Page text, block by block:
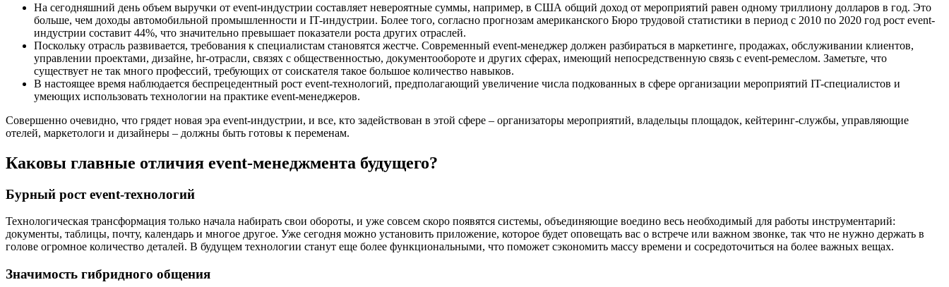
На сегодняшний день объем выручки от event-индустрии составляет невероятные суммы, например, в США общий доход от мероприятий равен одному триллиону долларов в год. Это
больше, чем доходы автомобильной промышленности и IT-индустрии. Более того, согласно прогнозам американского Бюро трудовой статистики в период с 2010 по 2020 год рост event-
индустрии составит 44%, что значительно превышает показатели роста других отраслей.
Поскольку отрасль развивается, требования к специалистам становятся жестче. Современный event-менеджер должен разбираться в маркетинге, продажах, обслуживании клиентов,
управлении проектами, дизайне, hr-отрасли, связях с общественностью, документообороте и других сферах, имеющий непосредственную связь с event-ремеслом. Заметьте, что
существует не так много профессий, требующих от соискателя такое большое количество навыков.
В настоящее время наблюдается беспрецедентный рост event-технологий, предполагающий увеличение числа подкованных в сфере организации мероприятий IT-специалистов и
умеющих использовать технологии на практике event-менеджеров.
Совершенно очевидно, что грядет новая эра event-индустрии, и все, кто задействован в этой сфере – организаторы мероприятий, владельцы площадок, кейтеринг-службы, управляющие
отелей, маркетологи и дизайнеры – должны быть готовы к переменам.
Каковы главные отличия event-менеджмента будущего?
Бурный рост event-технологий
Технологическая трансформация только начала набирать свои обороты, и уже совсем скоро появятся системы, объединяющие воедино весь необходимый для работы инструментарий:
документы, таблицы, почту, календарь и многое другое. Уже сегодня можно установить приложение, которое будет оповещать вас о встрече или важном звонке, так что не нужно держать в
голове огромное количество деталей. В будущем технологии станут еще более функциональными, что поможет сэкономить массу времени и сосредоточиться на более важных вещах.
Значимость гибридного общения